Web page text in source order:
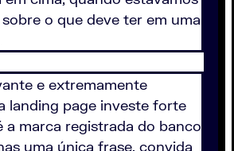
o que deve ter em uma
e extremamente
landing page investe forte
a marca registrada do banco
uma única frase, convida